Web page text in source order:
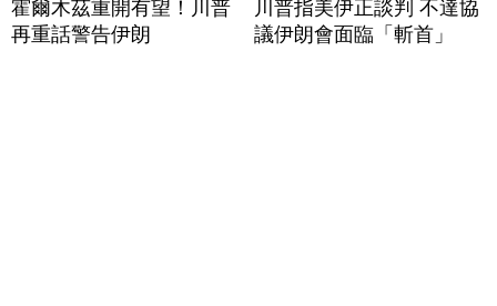
霍爾木茲重開有望！川普
再重話警告伊朗
川普指美伊正談判 不達協
議伊朗會面臨「斬首」